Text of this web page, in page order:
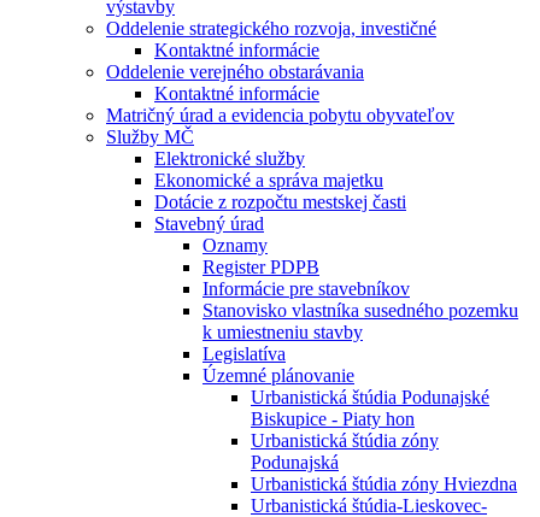
výstavby
Oddelenie strategického rozvoja, investičné
Kontaktné informácie
Oddelenie verejného obstarávania
Kontaktné informácie
Matričný úrad a evidencia pobytu obyvateľov
Služby MČ
Elektronické služby
Ekonomické a správa majetku
Dotácie z rozpočtu mestskej časti
Stavebný úrad
Oznamy
Register PDPB
Informácie pre stavebníkov
Stanovisko vlastníka susedného pozemku
k umiestneniu stavby
Legislatíva
Územné plánovanie
Urbanistická štúdia Podunajské
Biskupice - Piaty hon
Urbanistická štúdia zóny
Podunajská
Urbanistická štúdia zóny Hviezdna
Urbanistická štúdia-Lieskovec-